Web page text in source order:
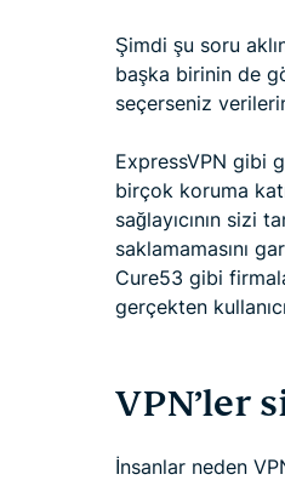
Şimdi şu soru
başka birinin de
seçerseniz
ExpressVPN gibi
birçok koruma
sağlayıcının sizi
saklamamasını
Cure53 gibi
gerçekten
VPN’ler
İnsanlar neden